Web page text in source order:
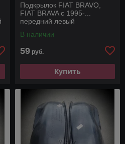
Подкрылок FIAT BRAVO,
FIAT BRAVA с 1995-...
передний левый
В наличии
59 руб.
Купить